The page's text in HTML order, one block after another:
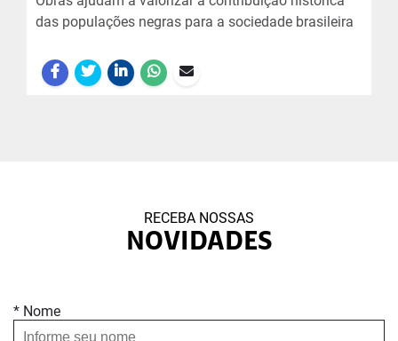
das populações negras para a sociedade brasileira
RECEBA NOSSAS
NOVIDADES
* Nome